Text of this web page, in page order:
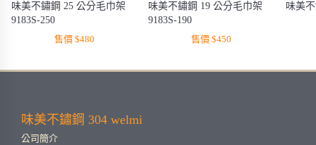
味美不鏽鋼 25 公分毛巾架
9183S-250
售價 $480
味美不鏽鋼 19 公分毛巾架
9183S-190
售價 $450
味美
味美不鏽鋼 304 welmi
公司簡介